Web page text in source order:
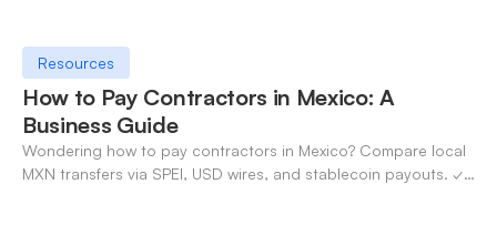
Resources
How to Pay Contractors in Mexico: A
Business Guide
Wondering how to pay contractors in Mexico? Compare local
MXN transfers via SPEI, USD wires, and stablecoin payouts. ✓